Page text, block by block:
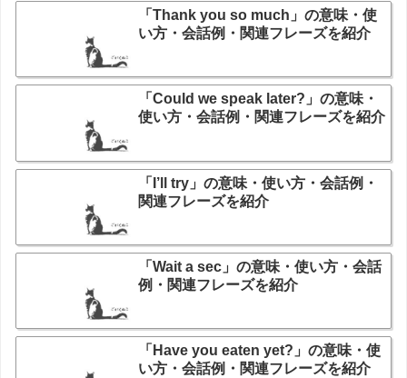
「Thank you so much」の意味・使
い方・会話例・関連フレーズを紹介
「Could we speak later?」の意味・
使い方・会話例・関連フレーズを紹介
「I’ll try」の意味・使い方・会話例・
関連フレーズを紹介
「Wait a sec」の意味・使い方・会話
例・関連フレーズを紹介
「Have you eaten yet?」の意味・使
い方・会話例・関連フレーズを紹介